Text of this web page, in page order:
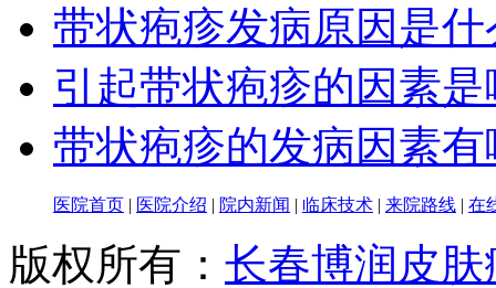
带状疱疹发病原因是什
引起带状疱疹的因素是
带状疱疹的发病因素有
医院首页 | 医院介绍 | 院内新闻 | 临床技术 | 来院路线 | 在
版权所有： 长春博润皮肤